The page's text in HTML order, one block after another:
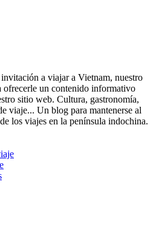
a viajar a Vietnam, nuestro
ofrecerle un contenido informativo
sitio web. Cultura, gastronomía,
viaje... Un blog para mantenerse al
los viajes en la península indochina.